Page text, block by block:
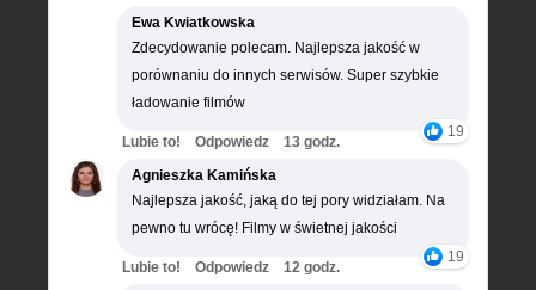
Ewa Kwiatkowska
Zdecydowanie polecam. Najlepsza jakość w
porównaniu do innych serwisów. Super szybkie
ładowanie filmów
19
Lubie to! Odpowiedz
13 godz.
Agnieszka Kamińska
Najlepsza jakość, jaką do tej pory widziałam. Na
pewno tu wrócę! Filmy w świetnej jakości
19
Lubie to! Odpowiedz
12 godz.